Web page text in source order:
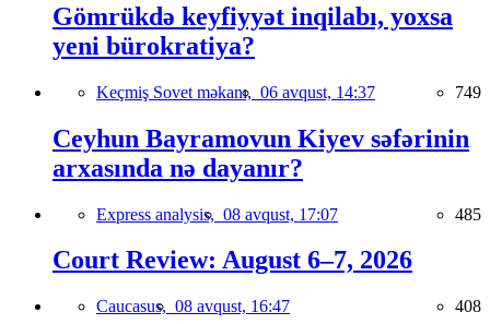
Gömrükdə keyfiyyət inqilabı, yoxsa
yeni bürokratiya?
Keçmiş Sovet məkanı, 06 avqust, 14:37 749
Ceyhun Bayramovun Kiyev səfərinin
arxasında nə dayanır?
Express analysis, 08 avqust, 17:07 485
Court Review: August 6–7, 2026
Caucasus, 08 avqust, 16:47 408